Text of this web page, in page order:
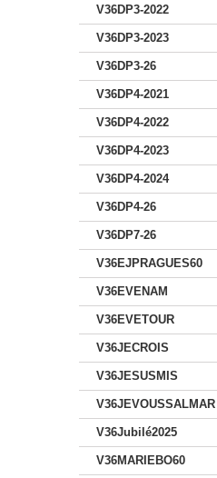
V36DP3-2022
V36DP3-2023
V36DP3-26
V36DP4-2021
V36DP4-2022
V36DP4-2023
V36DP4-2024
V36DP4-26
V36DP7-26
V36EJPRAGUES60
V36EVENAM
V36EVETOUR
V36JECROIS
V36JESUSMIS
V36JEVOUSSALMAR
V36Jubilé2025
V36MARIEBO60